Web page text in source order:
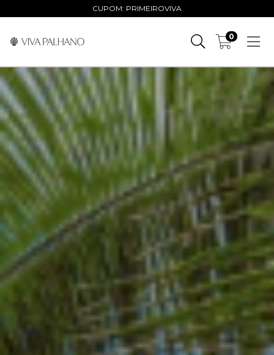
CUPOM: PRIMEIROVIVA
0